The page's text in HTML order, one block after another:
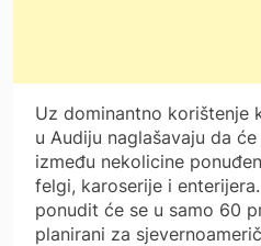
Uz dominantno korištenje
u Audiju naglašavaju da
između nekolicine
felgi, karoserije i
ponudit će se u samo 60
planirani za